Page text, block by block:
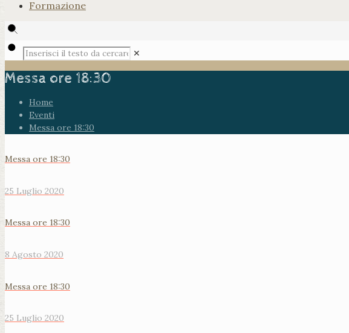
Formazione
✕
Messa ore 18:30
Home
Eventi
Messa ore 18:30
Messa ore 18:30
25 Luglio 2020
Messa ore 18:30
8 Agosto 2020
Messa ore 18:30
25 Luglio 2020